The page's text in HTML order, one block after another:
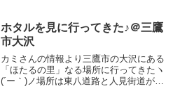
日も良く遊んだね...
ホタルを見に行ってきた♪＠三鷹
市大沢
カミさんの情報より三鷹市の大沢にある
「ほたるの里」なる場所に行ってきたヽ
(´ー｀)ノ場所は東八道路と人見街道が交